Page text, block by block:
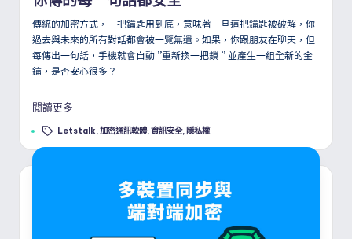
傳統的加密方式，一把鑰匙用到底，意味著一旦這把鑰匙被破解，你
過去與未來的所有對話都會被一覽無遺。如果，你跟朋友在聊天，但
每傳出一句話，手機就會自動 ”重新換一把鎖 ” 並產生一組全新的金
鑰，是否安心很多？
閱讀更多
Tags: Letstalk ,加密通訊軟體,資訊安全, 隱私權